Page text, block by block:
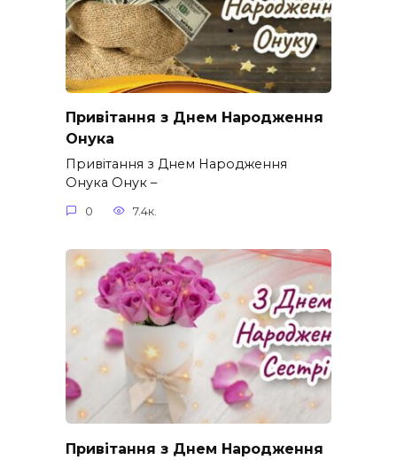
Привітання з Днем Народження
Онука
Привітання з Днем Народження
Онука Онук –
0 7.4к.
Привітання з Днем Народження